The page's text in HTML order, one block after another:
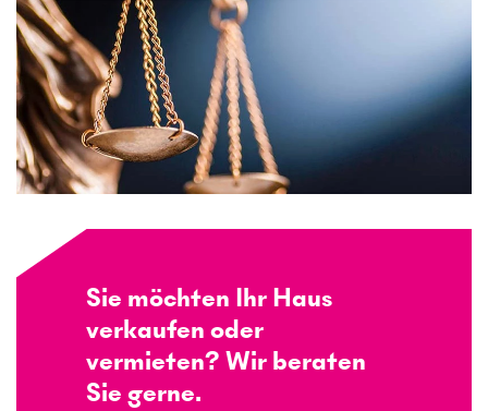
Sie möchten Ihr Haus
verkaufen oder
vermieten? Wir beraten
Sie gerne.